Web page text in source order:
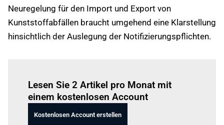
Neuregelung für den Import und Export von
Kunststoffabfällen braucht umgehend eine Klarstellung
hinsichtlich der Auslegung der Notifizierungspflichten.
Lesen Sie 2 Artikel pro Monat mit
einem kostenlosen Account
Kostenlosen Account erstellen